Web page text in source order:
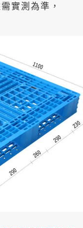
實測為準，